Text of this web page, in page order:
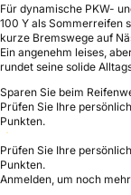
Für dynamische PKW-
100 Y als Sommerreifen
kurze Bremswege auf
Ein angenehm leises,
rundet seine solide
Sparen Sie beim
Prüfen Sie Ihre
Punkten.
Prüfen Sie Ihre
Punkten.
Anmelden, um noch